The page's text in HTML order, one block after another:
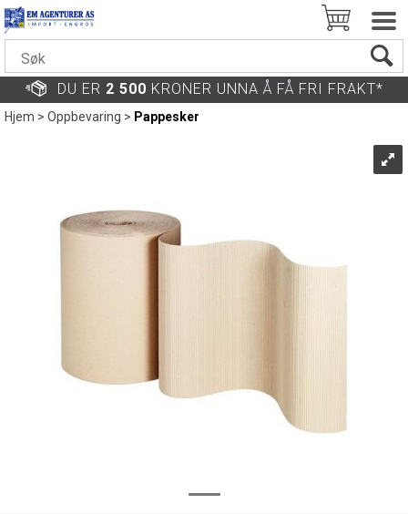
DU ER 2 500 KRONER UNNA Å FÅ FRI FRAKT*
Hjem>Oppbevaring> Pappesker